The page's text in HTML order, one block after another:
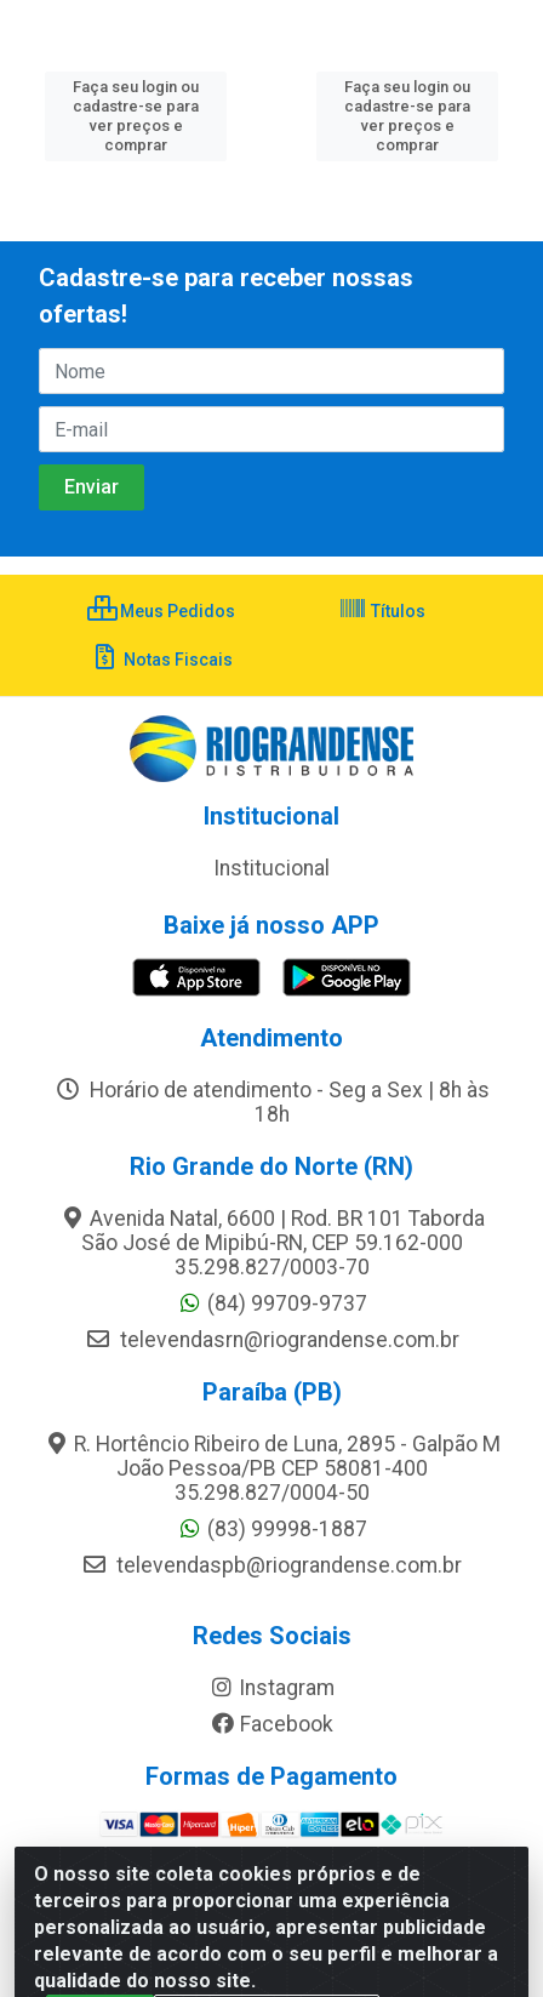
Faça seu login ou
cadastre-se para
ver preços e
comprar
Faça seu login ou
cadastre-se para
ver preços e
comprar
O nosso site coleta cookies próprios e de
terceiros para proporcionar uma experiência
personalizada ao usuário, apresentar publicidade
relevante de acordo com o seu perfil e melhorar a
qualidade do nosso site.
Cadastre-se para receber nossas
ofertas!
Meus Pedidos Títulos
Notas Fiscais
Institucional
Institucional
Baixe já nosso APP
Atendimento
Horário de atendimento - Seg a Sex | 8h às
18h
Rio Grande do Norte (RN)
Avenida Natal, 6600 | Rod. BR 101 Taborda
São José de Mipibú-RN, CEP 59.162-000
35.298.827/0003-70
(84) 99709-9737
televendasrn@riograndense.com.br
Paraíba (PB)
R. Hortêncio Ribeiro de Luna, 2895 - Galpão M
João Pessoa/PB CEP 58081-400
35.298.827/0004-50
(83) 99998-1887
televendaspb@riograndense.com.br
Redes Sociais
Instagram
Facebook
Formas de Pagamento
Site Seguro